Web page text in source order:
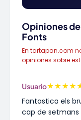
Opiniones de
Fonts
En tartapan.com
opiniones sobre
Usuario★★★★
Fantastica els
cap de